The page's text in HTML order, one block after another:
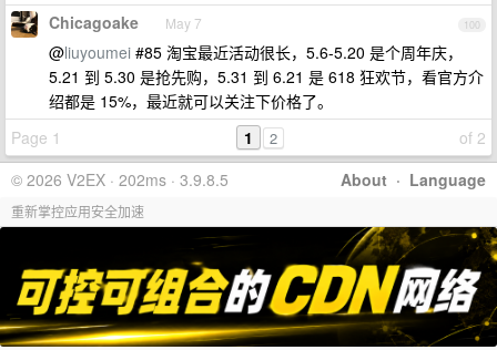
100
Chicagoake May 7
@liuyoumei #85 淘宝最近活动很长，5.6-5.20 是个周年庆，
5.21 到 5.30 是抢先购，5.31 到 6.21 是 618 狂欢节，看官方介
绍都是 15%，最近就可以关注下价格了。
Page 1
of 2
1 2
About · Language
© 2026 V2EX · 202ms · 3.9.8.5
重新掌控应用安全加速